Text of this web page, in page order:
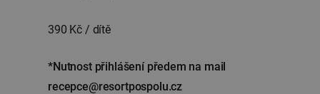
390 Kč / dítě
*Nutnost přihlášení předem na mail
recepce@resortpospolu.cz